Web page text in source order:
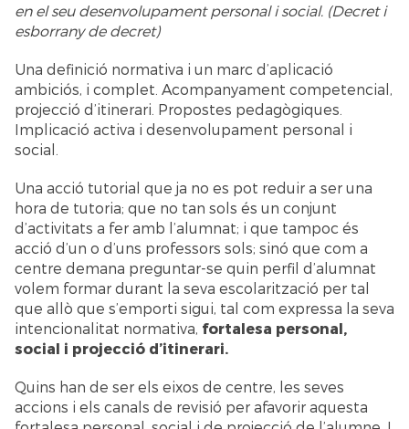
en el seu desenvolupament personal i social. (Decret i
esborrany de decret)
Una definició normativa i un marc d’aplicació
ambiciós, i complet. Acompanyament competencial,
projecció d’itinerari. Propostes pedagògiques.
Implicació activa i desenvolupament personal i
social.
Una acció tutorial que ja no es pot reduir a ser una
hora de tutoria; que no tan sols és un conjunt
d’activitats a fer amb l’alumnat; i que tampoc és
acció d’un o d’uns professors sols; sinó que com a
centre demana preguntar-se quin perfil d’alumnat
volem formar durant la seva escolarització per tal
que allò que s’emporti sigui, tal com expressa la seva
intencionalitat normativa, fortalesa personal,
social i projecció d’itinerari.
Quins han de ser els eixos de centre, les seves
accions i els canals de revisió per afavorir aquesta